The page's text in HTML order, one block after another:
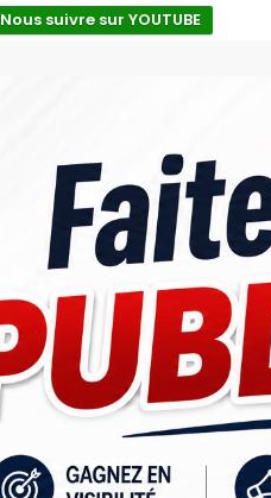
Nous suivre sur YOUTUBE